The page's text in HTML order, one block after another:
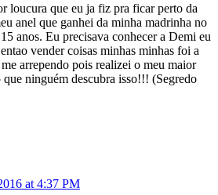
loucura que eu ja fiz pra ficar perto da
anel que ganhei da minha madrinha no
anos. Eu precisava conhecer a Demi eu
vender coisas minhas minhas foi a
arrependo pois realizei o meu maior
que ninguém descubra isso!!! (Segredo
at 4:37 PM